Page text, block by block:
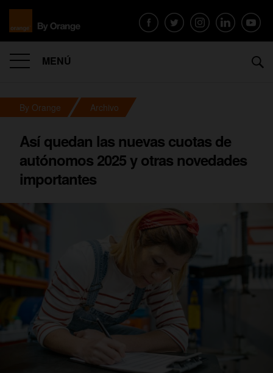
MENÚ
By Orange Archivo
Así quedan las nuevas cuotas de
autónomos 2025 y otras novedades
importantes